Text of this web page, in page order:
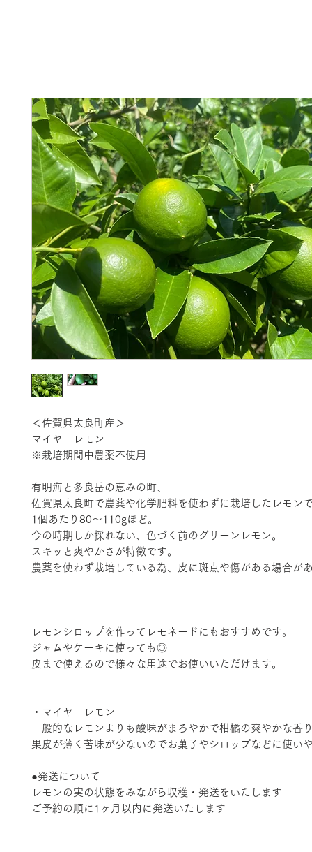
＜佐賀県太良町産＞
マイヤーレモン
※栽培期間中農薬不使用
有明海と多良岳の恵みの町、
佐賀県太良町で農薬や化学肥料を使わずに栽培したレモン
1個あたり80〜110gほど。
今の時期しか採れない、色づく前のグリーンレモン。
スキッと爽やかさが特徴です。
農薬を使わず栽培している為、皮に斑点や傷がある場合が
レモンシロップを作ってレモネードにもおすすめです。
ジャムやケーキに使っても◎
皮まで使えるので様々な用途でお使いいただけます。
・マイヤーレモン
一般的なレモンよりも酸味がまろやかで柑橘の爽やかな香
果皮が薄く苦味が少ないのでお菓子やシロップなどに使い
●発送について
レモンの実の状態をみながら収穫・発送をいたします
ご予約の順に1ヶ月以内に発送いたします